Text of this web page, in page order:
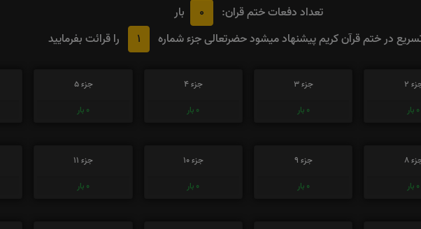
تعداد دفعات ختم قران: 0
بار
در ختم قرآن کریم پیشنهاد میشود حضرتعالی جزء شماره
1 را قرائت بفرمایید
2
0 بار
جزء 3
0 بار
جزء 4
0 بار
جزء 5
0 بار
8
0 بار
جزء 9
0 بار
جزء 10
0 بار
جزء 11
0 بار